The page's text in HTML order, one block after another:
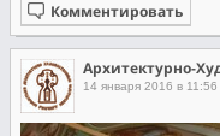
Комментировать
Архитектурно-
14 января 2016 в 11:56